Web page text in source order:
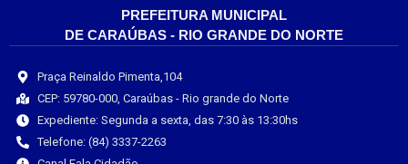
PREFEITURA MUNICIPAL
DE CARAÚBAS - RIO GRANDE DO NORTE
Praça Reinaldo Pimenta,104
CEP: 59780-000, Caraúbas - Rio grande do Norte
Expediente: Segunda a sexta, das 7:30 às 13:30hs
Telefone: (84) 3337-2263